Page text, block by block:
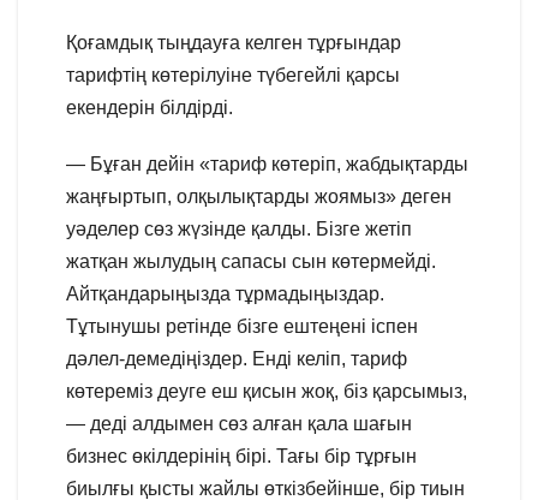
Қоғамдық тыңдауға келген тұрғындар
тарифтің көтерілуіне түбегейлі қарсы
екендерін білдірді.
— Бұған дейін «тариф көтеріп, жабдықтарды
жаңғыртып, олқылықтарды жоямыз» деген
уәделер сөз жүзінде қалды. Бізге жетіп
жатқан жылудың сапасы сын көтермейді.
Айтқандарыңызда тұрмадыңыздар.
Тұтынушы ретінде бізге ештеңені іспен
дәлел-демедіңіздер. Енді келіп, тариф
көтереміз деуге еш қисын жоқ, біз қарсымыз,
— деді алдымен сөз алған қала шағын
бизнес өкілдерінің бірі. Тағы бір тұрғын
биылғы қысты жайлы өткізбейінше, бір тиын